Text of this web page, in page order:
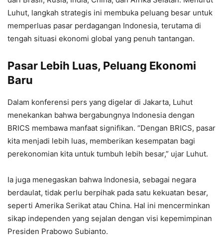
Luhut, langkah strategis ini membuka peluang besar untuk
memperluas pasar perdagangan Indonesia, terutama di
tengah situasi ekonomi global yang penuh tantangan.
Pasar Lebih Luas, Peluang Ekonomi
Baru
Dalam konferensi pers yang digelar di Jakarta, Luhut
menekankan bahwa bergabungnya Indonesia dengan
BRICS membawa manfaat signifikan. “Dengan BRICS, pasar
kita menjadi lebih luas, memberikan kesempatan bagi
perekonomian kita untuk tumbuh lebih besar,” ujar Luhut.
Ia juga menegaskan bahwa Indonesia, sebagai negara
berdaulat, tidak perlu berpihak pada satu kekuatan besar,
seperti Amerika Serikat atau China. Hal ini mencerminkan
sikap independen yang sejalan dengan visi kepemimpinan
Presiden Prabowo Subianto.